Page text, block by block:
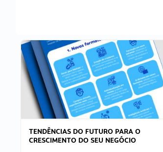
TENDÊNCIAS DO FUTURO PARA O
CRESCIMENTO DO SEU NEGÓCIO